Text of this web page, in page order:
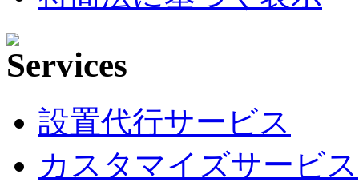
設置代行サービス
カスタマイズサービス